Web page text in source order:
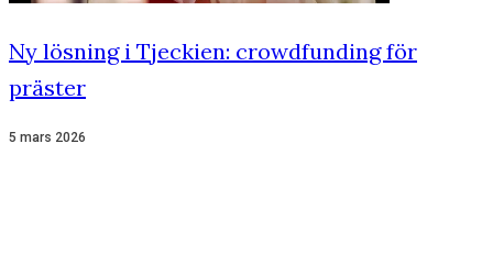
Ny lösning i Tjeckien: crowdfunding för
präster
5 mars 2026